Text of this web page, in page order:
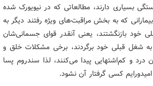
بسیاری دارند، مطالعاتی که در نیویورک شده
که 30 درصد بیمارانی که به بخش مراقبت‌های ویژه رفتند دیگر به
بازنگشتند، یعنی آنقدر قوای جسمانی‌شان
به شغل قبلی خود برگردند، برخی مشکلات خلق و
درد و کم‌اشتهایی پیدا می‌کنند، لذا سندروم پسا
کسی گرفتار آن نشود.